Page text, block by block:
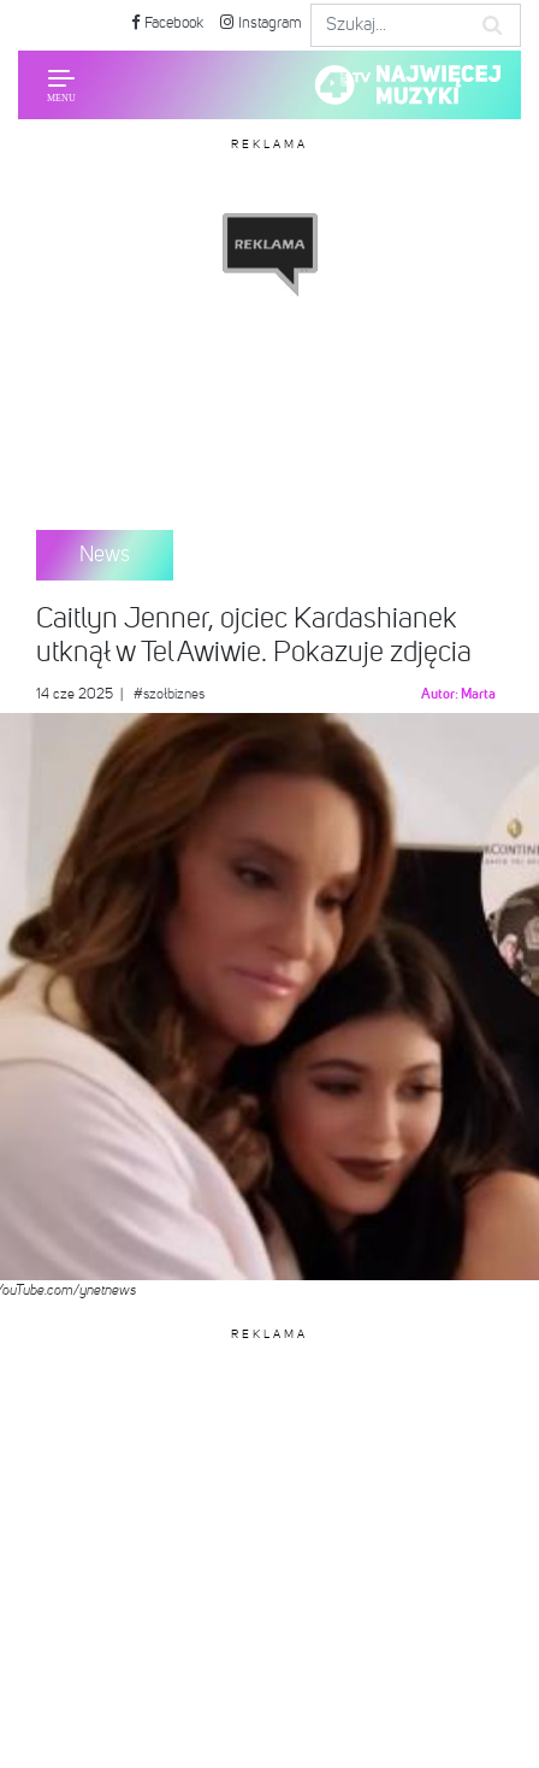
Facebook Instagram
REKLAMA
News
Caitlyn Jenner, ojciec Kardashianek
utknął w Tel Awiwie. Pokazuje zdjęcia
14 cze 2025 #szołbiznes Autor: Marta
ynetnews
REKLAMA